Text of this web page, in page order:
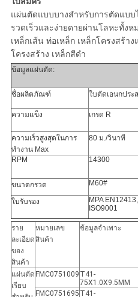
แผ่นตัดแบบบางสำหรับการตัดแบบ
รวดเร็วและง่ายดายผ่านโลหะทั้ง
เหล็กเส้น ท่อเหล็ก เหล็กโครงสร้า
โครงสร้าง เหล็กสีดำ
ข้อมูลแผ่นตัด:
ชื่อผลิตภัณฑ์ ใบตัดเอนกประ
ความแข็ง
เกรด R
ความเร็วสูงสุดในการ
ทำงาน Max
80 ม./วินาที
RPM 14300
ขนาดกรวด
M60#
ใบรับรอง
MPA EN12413,
ISO9001
ราย
ละเอียด
ของ
สินค้า
หมายเลข
สินค้า
ข้อมูลจำเพาะ
แผ่นตัด
เรียบ
FMC0751009 T41-
75X1.0X9.5MM
FMC0751695 T41-